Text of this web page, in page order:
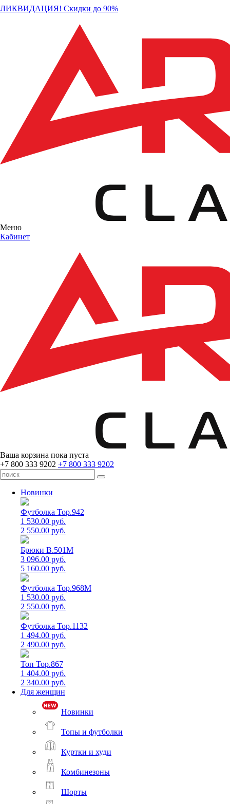
ЛИКВИДАЦИЯ! Скидки до 90%
Меню
Кабинет
Ваша корзина пока пуста
+7 800 333 9202 +7 800 333 9202
Новинки
Футболка Top.942
1 530.00 руб.
2 550.00 руб.
Брюки B.501M
3 096.00 руб.
5 160.00 руб.
Футболка Top.968M
1 530.00 руб.
2 550.00 руб.
Футболка Top.1132
1 494.00 руб.
2 490.00 руб.
Топ Top.867
1 404.00 руб.
2 340.00 руб.
Для женщин
Новинки
Топы и футболки
Куртки и худи
Комбинезоны
Шорты